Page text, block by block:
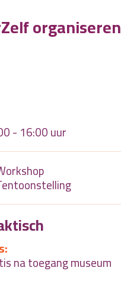
Zelf organiseren
- 16:00 uur
na toegang museum